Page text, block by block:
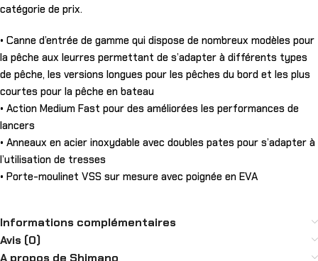
catégorie de prix.
• Canne d’entrée de gamme qui dispose de nombreux modèles pour
la pêche aux leurres permettant de s’adapter à différents types
de pêche, les versions longues pour les pêches du bord et les plus
courtes pour la pêche en bateau
• Action Medium Fast pour des améliorées les performances de
lancers
• Anneaux en acier inoxydable avec doubles pates pour s’adapter à
l’utilisation de tresses
• Porte-moulinet VSS sur mesure avec poignée en EVA
Informations complémentaires
Avis (0)
A propos de Shimano